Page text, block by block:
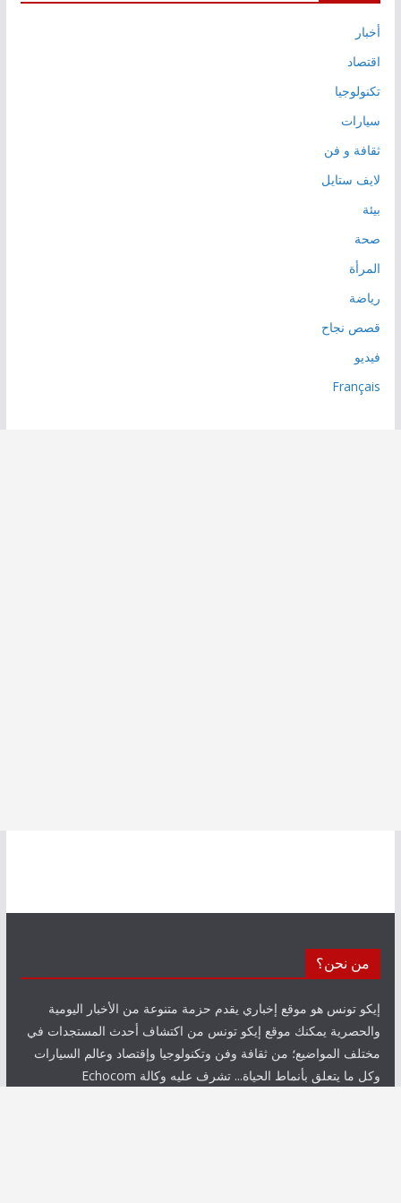
أخبار
اقتصاد
تكنولوجيا
سيارات
ثقافة و فن
لايف ستايل
بيئة
صحة
المرأة
رياضة
قصص نجاح
فيديو
Français
من نحن؟
إيكو تونس هو موقع إخباري يقدم حزمة متنوعة من الأخبار اليومية
والحصرية يمكنك موقع إيكو تونس من اكتشاف أحدث المستجدات في
مختلف المواضيع؛ من ثقافة وفن وتكنولوجيا وإقتصاد وعالم السيارات
وكل ما يتعلق بأنماط الحياة... تشرف عليه وكالة Echocom